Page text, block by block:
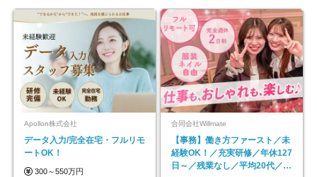
Apollon株式会社
データ入力/完全在宅・フルリモ
ートOK！
300～550万円
合同会社Willmate
【事務】働き方ファースト／未
経験OK！／充実研修／年休127
日～／残業なし／平均20代／リ